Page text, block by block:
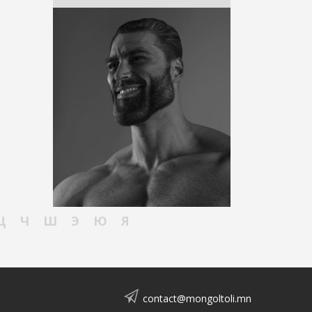
Ч Ш Э Ю Я
contact@mongoltoli.mn